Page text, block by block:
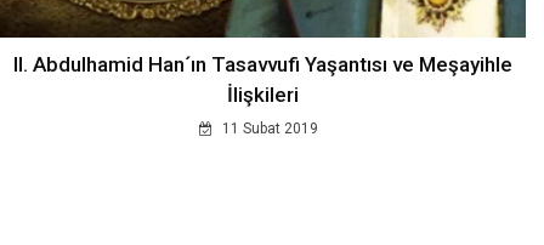
II. Abdulhamid Han´ın Tasavvufi Yaşantısı ve Meşayihle
İlişkileri
11 Subat 2019